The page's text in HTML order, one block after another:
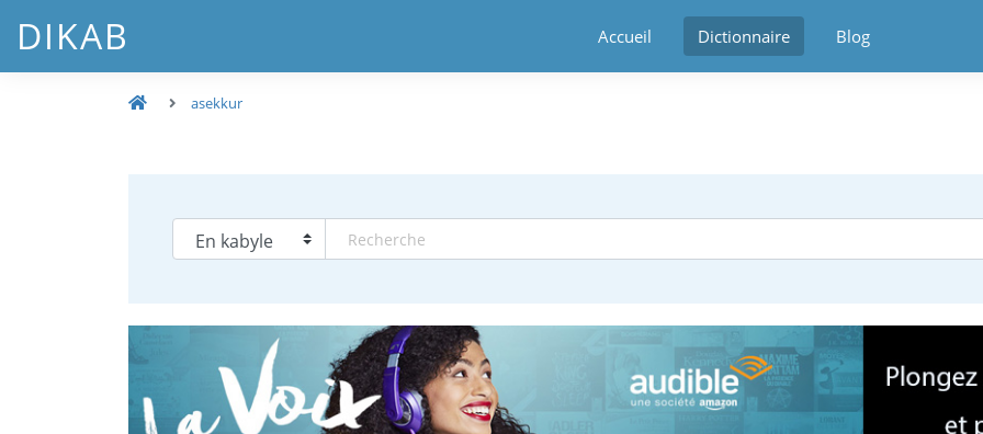
DIKAB Accueil Dictionnaire Blog
asekkur